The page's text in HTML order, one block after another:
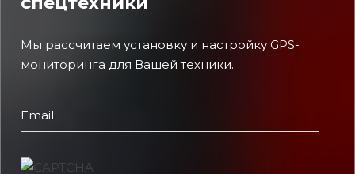
Мы рассчитаем установку и настройку GPS-
мониторинга для Вашей техники.
Email